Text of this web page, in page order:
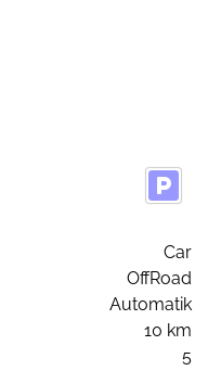
Car
OffRoad
Automatik
10 km
5